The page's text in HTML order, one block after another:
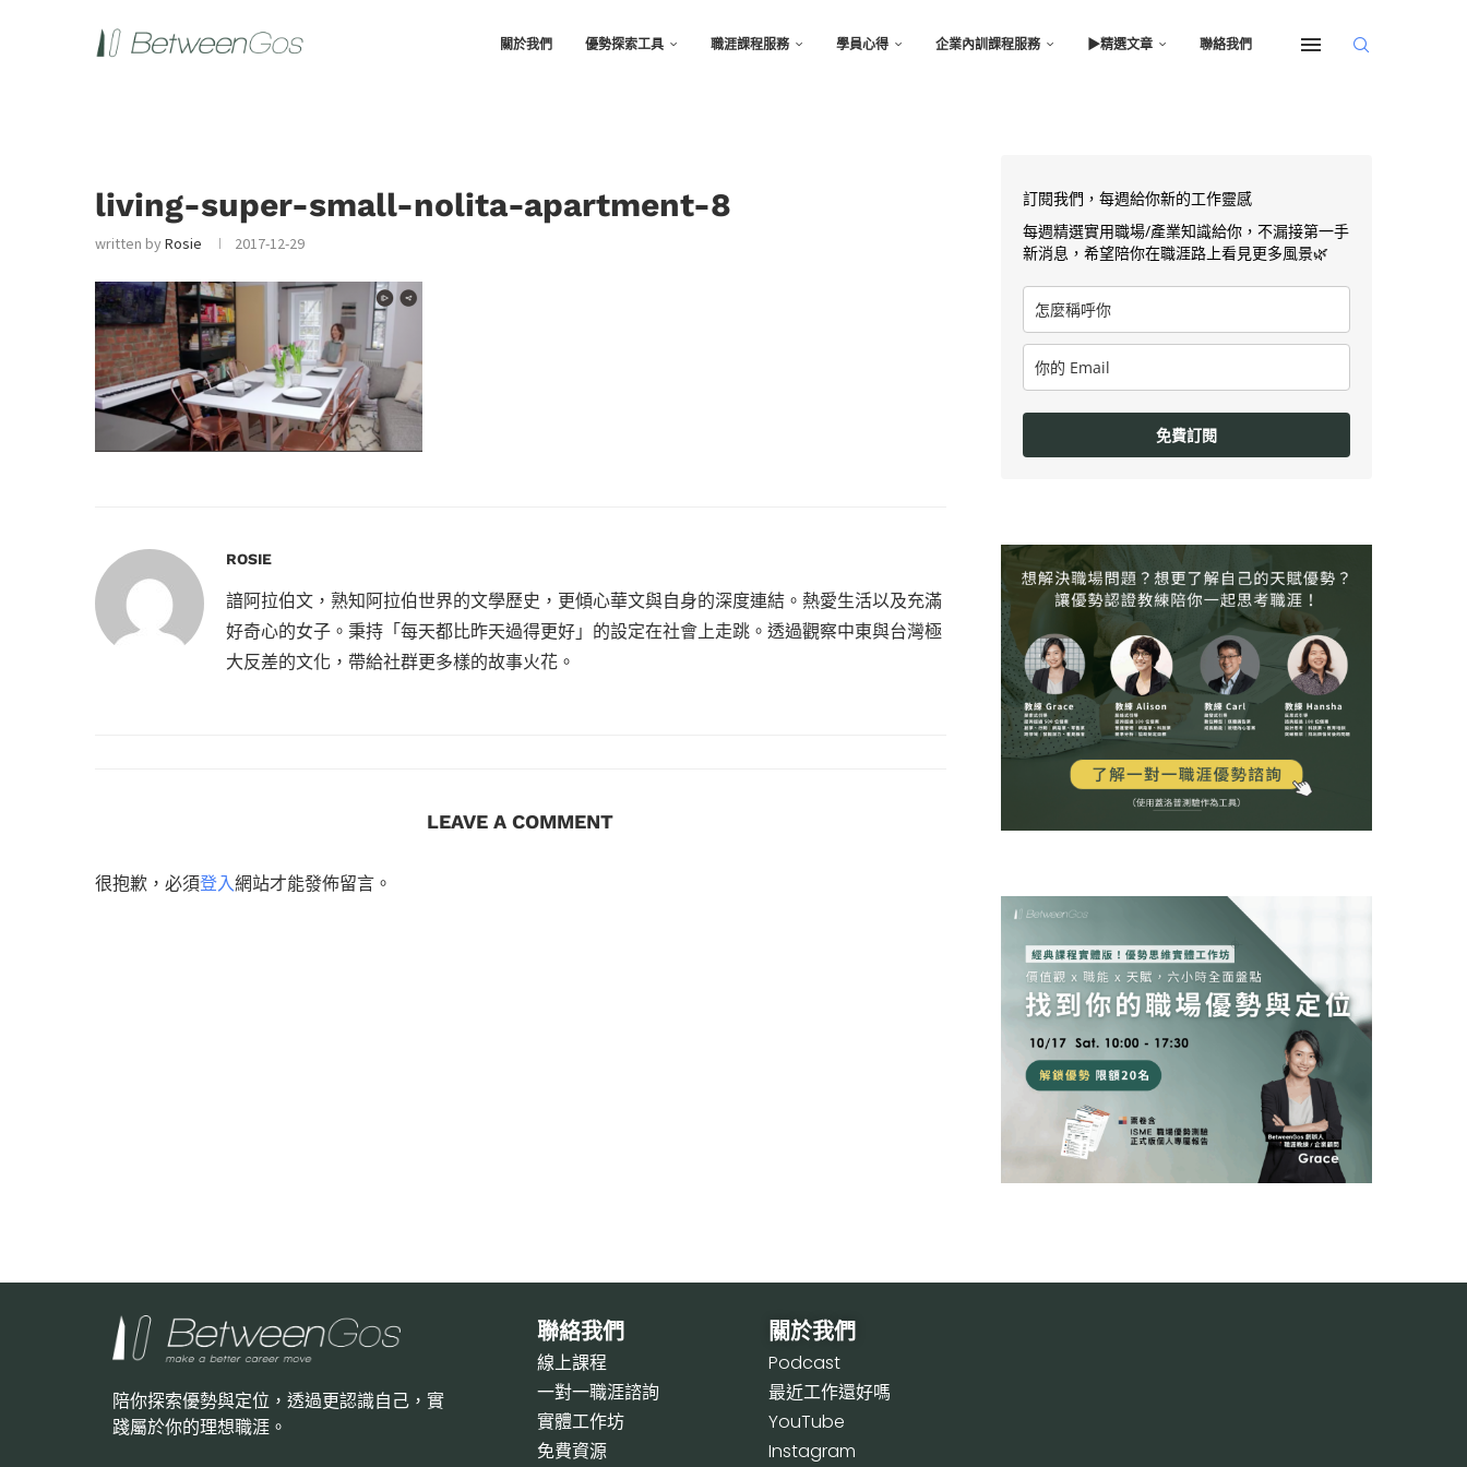
關於我們 優勢探索工具 職涯課程服務 學員心得 企業內訓課程服務 ▶︎精選文章 聯絡我們
living-super-small-nolita-apartment-8
written byRosie 2017-12-29
ROSIE
諳阿拉伯文，熟知阿拉伯世界的文學歷史，更傾心華文與自身的深度連結。熱愛生活以及充滿
好奇心的女子。秉持「每天都比昨天過得更好」的設定在社會上走跳。透過觀察中東與台灣極
大反差的文化，帶給社群更多樣的故事火花。
LEAVE A COMMENT
很抱歉，必須登入網站才能發佈留言。
訂閱我們，每週給你新的工作靈感
每週精選實用職場/產業知識給你，不漏接第一手
新消息，希望陪你在職涯路上看見更多風景🌿
免費訂閱
陪你探索優勢與定位，透過更認識自己，實
踐屬於你的理想職涯。
聯絡我們
線上課程
一對一職涯諮詢
實體工作坊
免費資源
關於我們
Podcast
最近工作還好嗎
YouTube
Instagram